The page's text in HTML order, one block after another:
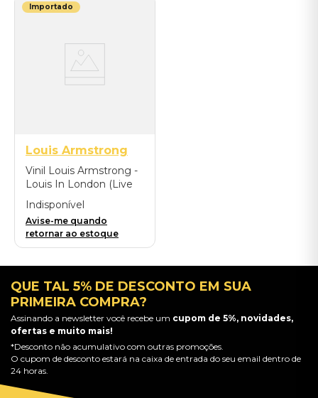
Importado
Louis Armstrong
Vinil Louis Armstrong -
Louis In London (Live
At The BBC London
1968/LP Color) -
Importado
Indisponível
Avise-me quando
retornar ao estoque
QUE TAL 5% DE DESCONTO EM SUA
PRIMEIRA COMPRA?
Assinando a newsletter você recebe um cupom de 5%, novidades,
ofertas e muito mais!
*Desconto não acumulativo com outras promoções.
O cupom de desconto estará na caixa de entrada do seu email dentro de
24 horas.